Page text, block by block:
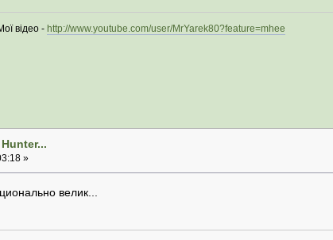
-http://www.youtube.com/user/MrYarek80?feature=mhee
»
велик...